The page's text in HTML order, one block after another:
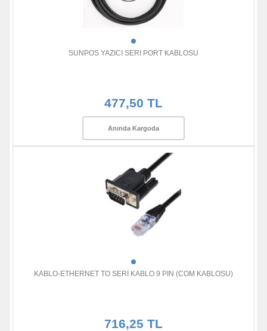
SUNPOS YAZICI SERI PORT KABLOSU
477,50 TL
Anında Kargoda
KABLO-ETHERNET TO SERİ KABLO 9 PIN (COM KABLOSU)
716,25 TL